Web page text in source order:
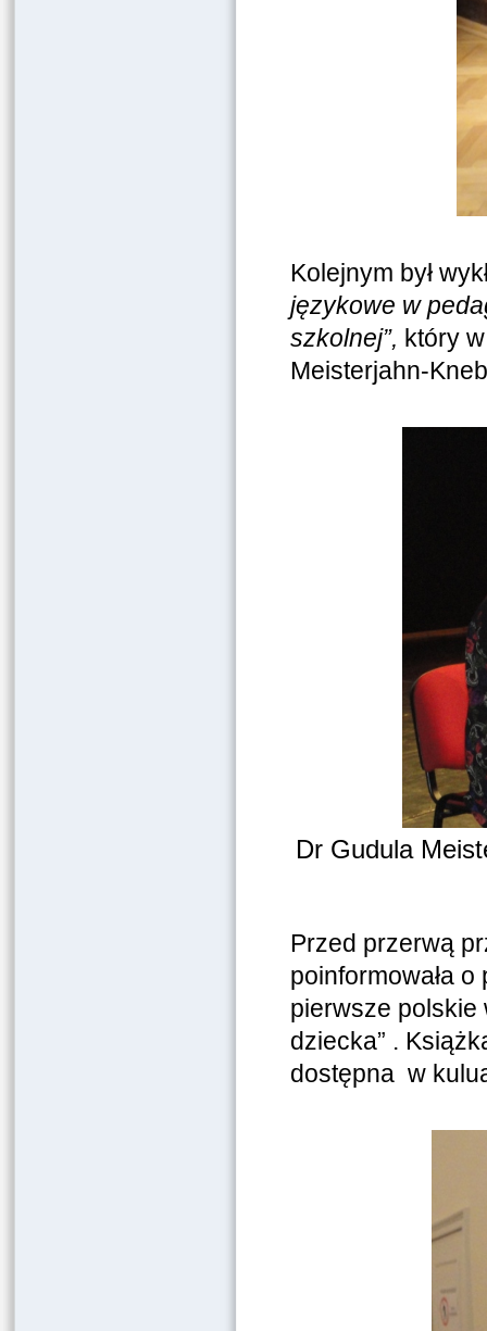
Kolejnym był
językowe w
szkolnej”, który
Meisterjahn-
Dr Gudula
Przed przerwą
poinformowała
pierwsze polskie
dziecka” .
dostępna w